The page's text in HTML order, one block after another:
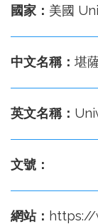
國家： 美國
中文名稱： 堪
英文名稱：
文號：
網站： https://